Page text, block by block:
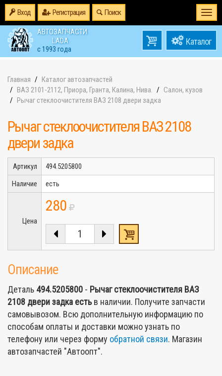
Вход Регистрация Поиск
АВТОЗАПЧАСТИ
LADA
с 1993 года
товаров0
на0
Главная
Каталог автозапчастей
ВАЗ 2101-2112, Приора, Гранта, Калина, Нива.
Салон, кузов
Рычаг стеклоочистителя ВАЗ 2108 двери задка
Рычаг стеклоочистителя ВАЗ 2108
двери задка
Артикул
494.5205800
Наличие
есть
Цена
280
Описание
Деталь 494.5205800 - Рычаг стеклоочистителя ВАЗ
2108 двери задка естьв наличии. Получите запчасти
самовывозом. Всю дополнительную информацию по
способам оплаты и доставки можно узнать по
телефону или через форму обратной связи. Магазин
автозапчастей "Автоопт".